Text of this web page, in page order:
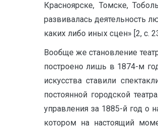
Красноярске, Томске,
развивалась деятельность
каких либо иных сцен» [2, с.
Вообще же становление
построено лишь в 1874-м
искусства ставили
постоянной городской
управления за 1885-й год о
котором на настоящий